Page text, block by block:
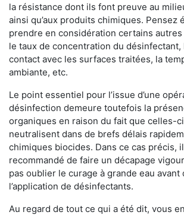
la résistance dont ils font preuve au
ainsi qu’aux produits chimiques. Pensez
prendre en considération certains
le taux de concentration du désinfectant,
contact avec les surfaces traitées, la
ambiante, etc.
Le point essentiel pour l’issue d’une
désinfection demeure toutefois la
organiques en raison du fait que celles-
neutralisent dans de brefs délais
chimiques biocides. Dans ce cas précis,
recommandé de faire un décapage
pas oublier le curage à grande eau avant
l’application de désinfectants.
Au regard de tout ce qui a été dit, vous